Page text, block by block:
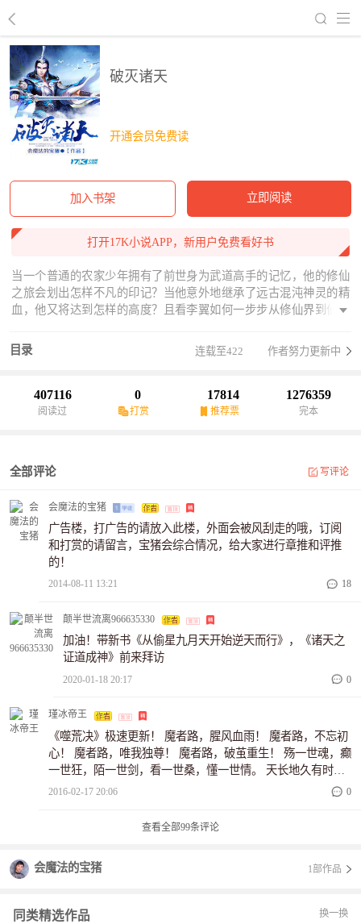
破灭诸天
开通会员免费读
加入书架 立即阅读
打开17K小说APP，新用户免费看好书
当一个普通的农家少年拥有了前世身为武道高手的记忆，他的修仙
之旅会划出怎样不凡的印记？当他意外地继承了远古混沌神灵的精
血，他又将达到怎样的高度？且看李翼如何一步步从修仙界到仙界
自永恒不灭！
目录 连载至422 作者努力更新中
407116
阅读过
0
打赏
17814
推荐票
1276359
完本
全部评论 写评论
会魔法的宝猪
广告楼，打广告的请放入此楼，外面会被风刮走的哦，订阅
和打赏的请留言，宝猪会综合情况，给大家进行章推和评推
的！
2014-08-11 13:21 18
颠半世流离966635330
加油！带新书《从偷星九月天开始逆天而行》，《诸天之
证道成神》前来拜访
2020-01-18 20:17 0
瑾冰帝王
《噬荒决》极速更新！ 魔者路，腥风血雨！ 魔者路，不忘初
心！ 魔者路，唯我独尊！ 魔者路，破茧重生！ 殇一世魂，癫
一世狂，陌一世剑，看一世桑，懂一世情。 天长地久有时
尽，魔心不改终噬荒！ 山村老屋，小孩拿着手中的葫芦糖，
“爷爷，你知道这界的所有事情，你可知人死了之后会怎样？”
藏，不喜欢，随便吐槽！）（借贵地打广告，打扰之处，请
2016-02-17 20:06 0
查看全部99条评论
会魔法的宝猪 1部作品
同类精选作品 换一换